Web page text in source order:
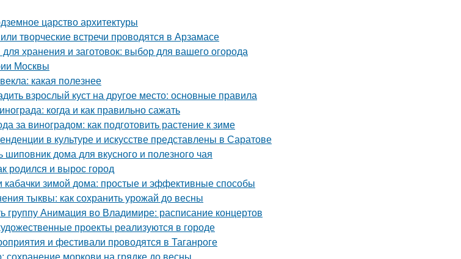
царство архитектуры
творческие встречи проводятся в Арзамасе
хранения и заготовок: выбор для вашего огорода
Москвы
какая полезнее
взрослый куст на другое место: основные правила
когда и как правильно сажать
за виноградом: как подготовить растение к зиме
в культуре и искусстве представлены в Саратове
шиповник дома для вкусного и полезного чая
родился и вырос город
кабачки зимой дома: простые и эффективные способы
тыквы: как сохранить урожай до весны
группу Анимация во Владимире: расписание концертов
проекты реализуются в городе
и фестивали проводятся в Таганроге